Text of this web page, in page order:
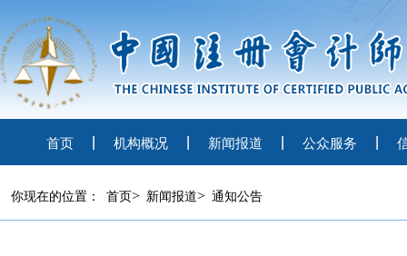
首页 机构概况 新闻报道 公众服务
你现在的位置： 首页> 新闻报道> 通知公告